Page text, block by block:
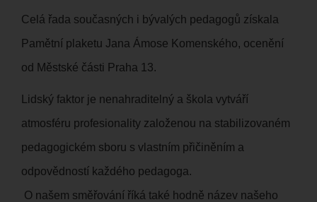
Celá řada současných i bývalých pedagogů získala
Pamětní plaketu Jana Ámose Komenského, ocenění
od Městské části Praha 13.
Lidský faktor je nenahraditelný a škola vytváří
atmosféru profesionality založenou na stabilizovaném
pedagogickém sboru s vlastním přičiněním a
odpovědností každého pedagoga.
O našem směřování říká také hodně název našeho